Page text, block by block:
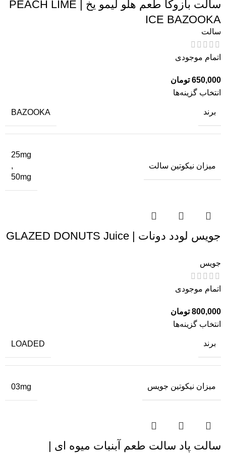
سالت بازوکا طعم هلو لیمو یخ | PEACH LIME
ICE BAZOOKA
سالت
اتمام موجودی
650,000 تومان
انتخاب گزینه‌ها
برند BAZOOKA
میزان نیکوتین سالت
25mg
,
50mg
جویس لودد دونات | GLAZED DONUTS Juice
جویس
اتمام موجودی
800,000 تومان
انتخاب گزینه‌ها
برند LOADED
میزان نیکوتین جویس 03mg
سالت پاد سالت طعم آبنبات میوه ای |